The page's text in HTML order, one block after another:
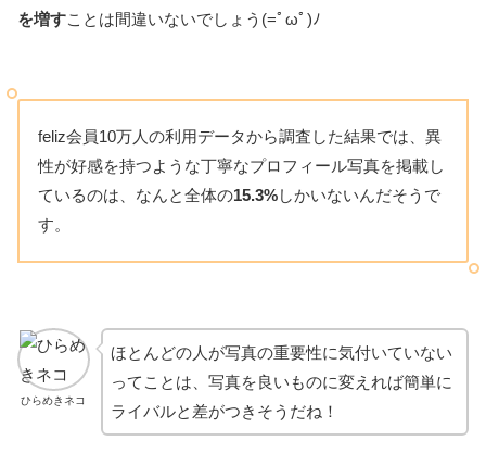
を増すことは間違いないでしょう(=ﾟωﾟ)ﾉ
feliz会員10万人の利用データから調査した結果では、異
性が好感を持つような丁寧なプロフィール写真を掲載し
ているのは、なんと全体の15.3%しかいないんだそうで
す。
ひらめきネコ
ほとんどの人が写真の重要性に気付いていない
ってことは、写真を良いものに変えれば簡単に
ライバルと差がつきそうだね！